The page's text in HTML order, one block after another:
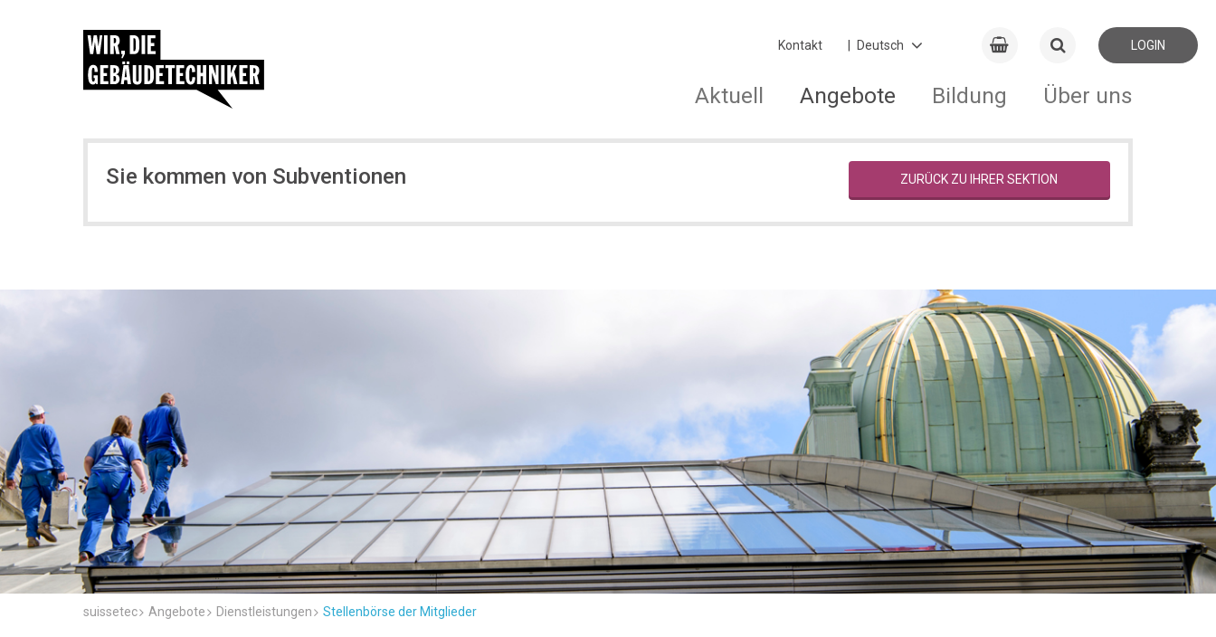
Kontakt LOGIN
Aktuell Angebote Bildung Über uns
Sie kommen von Subventionen ZURÜCK ZU IHRER SEKTION
suissetec Angebote Dienstleistungen Stellenbörse der Mitglieder